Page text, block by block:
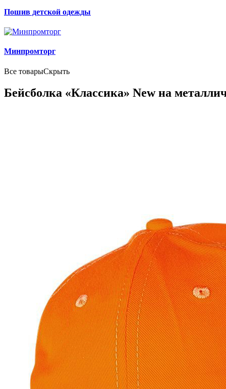
Пошив детской одежды
Минпромторг
Все товарыСкрыть
Бейсболка «Классика» New на